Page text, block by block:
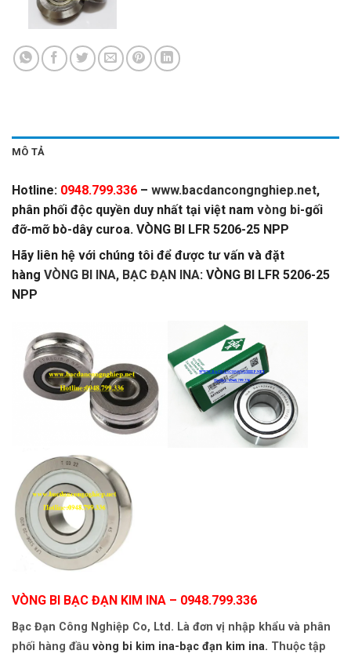
MÔ TẢ
Hotline: 0948.799.336 – www.bacdancongnghiep.net,
phân phối độc quyền duy nhất tại việt nam vòng bi-gối
đỡ-mỡ bò-dây curoa. VÒNG BI LFR 5206-25 NPP
Hãy liên hệ với chúng tôi để được tư vấn và đặt
hàng VÒNG BI INA, BẠC ĐẠN INA: VÒNG BI LFR 5206-25
NPP
VÒNG BI BẠC ĐẠN KIM INA – 0948.799.336
Bạc Đạn Công Nghiệp Co, Ltd. Là đơn vị nhập khẩu và phân
phối hàng đầu vòng bi kim ina-bạc đạn kim ina. Thuộc tập